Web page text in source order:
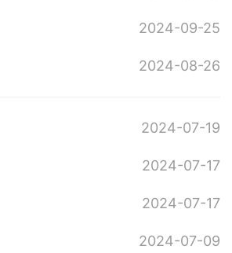
2024-09-25
2024-08-26
2024-07-19
2024-07-17
2024-07-17
2024-07-09